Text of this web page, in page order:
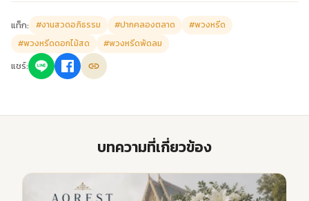
แท็ก: #งานสวดอภิธรรม #ปากคลองตลาด
#พวงหรีด
#พวงหรีดดอกไม้สด
#พวงหรีดพัดลม
แชร์:
บทความที่เกี่ยวข้อง